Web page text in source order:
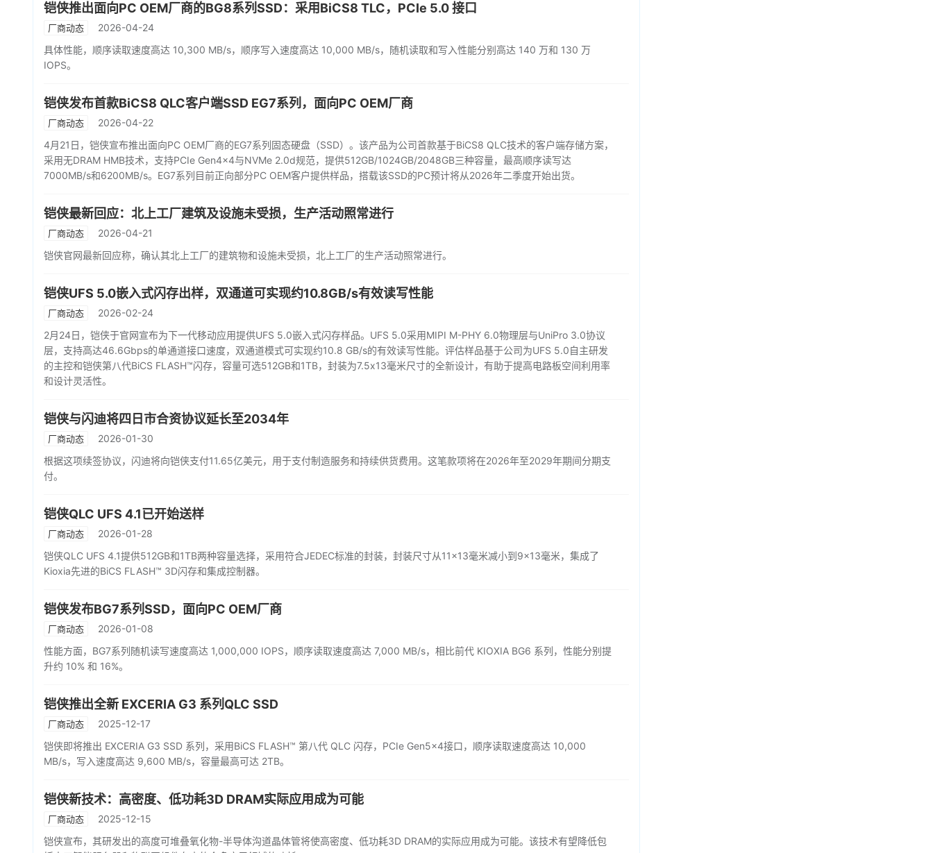
铠侠推出面向PC OEM厂商的BG8系列SSD：采用BiCS8 TLC，PCIe 5.0 接口
厂商动态
2026-04-24
具体性能，顺序读取速度高达 10,300 MB/s，顺序写入速度高达 10,000 MB/s，随机读取和写入性能分别高达 140 万和 130 万
IOPS。
铠侠发布首款BiCS8 QLC客户端SSD EG7系列，面向PC OEM厂商
厂商动态
2026-04-22
4月21日，铠侠宣布推出面向PC OEM厂商的EG7系列固态硬盘（SSD）。该产品为公司首款基于BiCS8 QLC技术的客户端存储方案，
采用无DRAM HMB技术，支持PCIe Gen4×4与NVMe 2.0d规范，提供512GB/1024GB/2048GB三种容量，最高顺序读写达
7000MB/s和6200MB/s。EG7系列目前正向部分PC OEM客户提供样品，搭载该SSD的PC预计将从2026年二季度开始出货。
铠侠最新回应：北上工厂建筑及设施未受损，生产活动照常进行
厂商动态
2026-04-21
铠侠官网最新回应称，确认其北上工厂的建筑物和设施未受损，北上工厂的生产活动照常进行。
铠侠UFS 5.0嵌入式闪存出样，双通道可实现约10.8GB/s有效读写性能
厂商动态
2026-02-24
2月24日，铠侠于官网宣布为下一代移动应用提供UFS 5.0嵌入式闪存样品。UFS 5.0采用MIPI M-PHY 6.0物理层与UniPro 3.0协议
层，支持高达46.6Gbps的单通道接口速度，双通道模式可实现约10.8 GB/s的有效读写性能。评估样品基于公司为UFS 5.0自主研发
的主控和铠侠第八代BiCS FLASH™闪存，容量可选512GB和1TB，封装为7.5x13毫米尺寸的全新设计，有助于提高电路板空间利用率
和设计灵活性。
铠侠与闪迪将四日市合资协议延长至2034年
厂商动态
2026-01-30
根据这项续签协议，闪迪将向铠侠支付11.65亿美元，用于支付制造服务和持续供货费用。这笔款项将在2026年至2029年期间分期支
付。
铠侠QLC UFS 4.1已开始送样
厂商动态
2026-01-28
铠侠QLC UFS 4.1提供512GB和1TB两种容量选择，采用符合JEDEC标准的封装，封装尺寸从11×13毫米减小到9×13毫米，集成了
Kioxia先进的BiCS FLASH™ 3D闪存和集成控制器。
铠侠发布BG7系列SSD，面向PC OEM厂商
厂商动态
2026-01-08
性能方面，BG7系列随机读写速度高达 1,000,000 IOPS，顺序读取速度高达 7,000 MB/s，相比前代 KIOXIA BG6 系列，性能分别提
升约 10% 和 16%。
铠侠推出全新 EXCERIA G3 系列QLC SSD
厂商动态
2025-12-17
铠侠即将推出 EXCERIA G3 SSD 系列，采用BiCS FLASH™ 第八代 QLC 闪存，PCIe Gen5x4接口，顺序读取速度高达 10,000
MB/s，写入速度高达 9,600 MB/s，容量最高可达 2TB。
铠侠新技术：高密度、低功耗3D DRAM实际应用成为可能
厂商动态
2025-12-15
铠侠宣布，其研发出的高度可堆叠氧化物-半导体沟道晶体管将使高密度、低功耗3D DRAM的实际应用成为可能。该技术有望降低包